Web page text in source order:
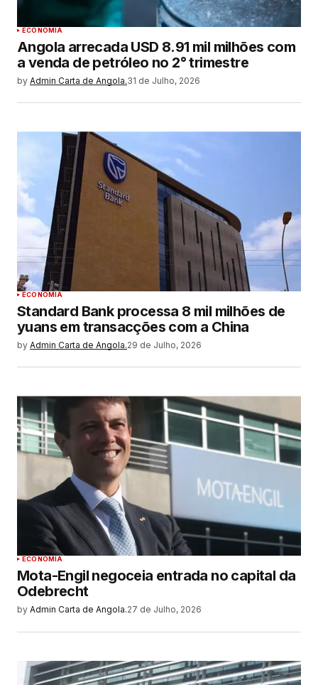
ECONOMIA
Angola arrecada USD 8.91 mil milhões com
a venda de petróleo no 2° trimestre
by Admin Carta de Angola.31 de Julho, 2026
ECONOMIA
Standard Bank processa 8 mil milhões de
yuans em transacções com a China
by Admin Carta de Angola.29 de Julho, 2026
ECONOMIA
Mota-Engil negoceia entrada no capital da
Odebrecht
by Admin Carta de Angola.27 de Julho, 2026